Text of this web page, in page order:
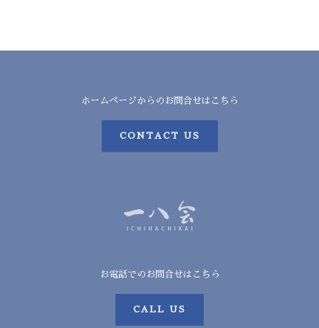
ホームページからのお問合せはこちら
CONTACT US
お電話でのお問合せはこちら
CALL US